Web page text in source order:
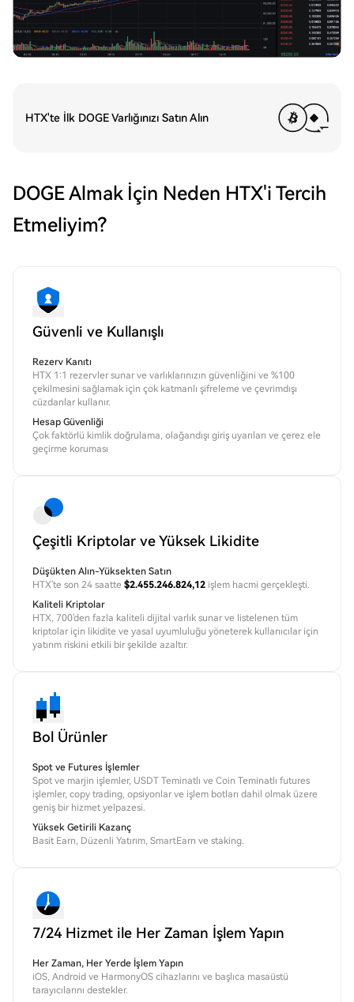
HTX'te İlk DOGE Varlığınızı Satın Alın
DOGE Almak İçin Neden HTX'i Tercih
Etmeliyim?
Güvenli ve Kullanışlı
Rezerv Kanıtı
HTX 1:1 rezervler sunar ve varlıklarınızın güvenliğini ve %100
çekilmesini sağlamak için çok katmanlı şifreleme ve çevrimdışı
cüzdanlar kullanır.
Hesap Güvenliği
Çok faktörlü kimlik doğrulama, olağandışı giriş uyarıları ve çerez ele
geçirme koruması
Çeşitli Kriptolar ve Yüksek Likidite
Düşükten Alın-Yüksekten Satın
HTX'te son 24 saatte $2.455.246.824,12 işlem hacmi gerçekleşti.
Kaliteli Kriptolar
HTX, 700'den fazla kaliteli dijital varlık sunar ve listelenen tüm
kriptolar için likidite ve yasal uyumluluğu yöneterek kullanıcılar için
yatırım riskini etkili bir şekilde azaltır.
Bol Ürünler
Spot ve Futures İşlemler
Spot ve marjin işlemler, USDT Teminatlı ve Coin Teminatlı futures
işlemler, copy trading, opsiyonlar ve işlem botları dahil olmak üzere
geniş bir hizmet yelpazesi.
Yüksek Getirili Kazanç
Basit Earn, Düzenli Yatırım, SmartEarn ve staking.
7/24 Hizmet ile Her Zaman İşlem Yapın
Her Zaman, Her Yerde İşlem Yapın
iOS, Android ve HarmonyOS cihazlarını ve başlıca masaüstü
tarayıcılarını destekler.